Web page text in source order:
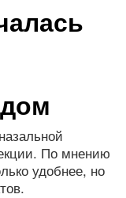
По мнению
удобнее, но